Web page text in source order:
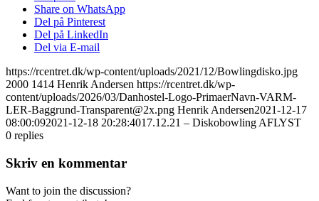
Share on WhatsApp
Del på Pinterest
Del på LinkedIn
Del via E-mail
https://rcentret.dk/wp-content/uploads/2021/12/Bowlingdisko.jpg
2000 1414 Henrik Andersen https://rcentret.dk/wp-
content/uploads/2026/03/Danhostel-Logo-PrimaerNavn-VARM-
LER-Baggrund-Transparent@2x.png Henrik Andersen2021-12-17
08:00:092021-12-18 20:28:4017.12.21 – Diskobowling AFLYST
0 replies
Skriv en kommentar
Want to join the discussion?